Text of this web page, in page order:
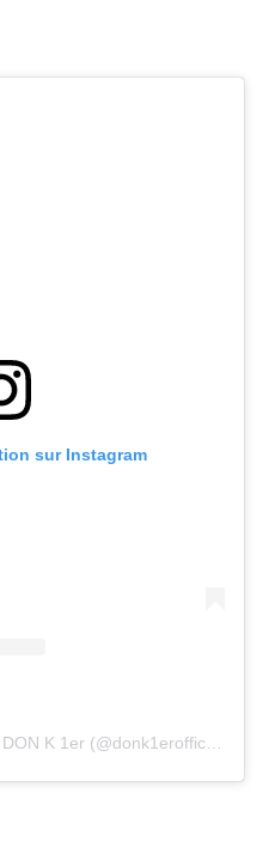
sur Instagram
Une publication partagée par DON K 1er (@donk1erofficial)